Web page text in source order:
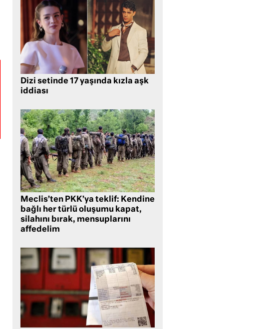
Dizi setinde 17 yaşında kızla aşk
iddiası
Meclis’ten PKK’ya teklif: Kendine
bağlı her türlü oluşumu kapat,
silahını bırak, mensuplarını
affedelim